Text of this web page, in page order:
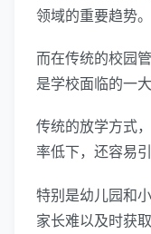
领域的重要趋势。
而在传统的校园
是学校面临的一大
传统的放学方式
率低下，还容易
特别是幼儿园和
家长难以及时获